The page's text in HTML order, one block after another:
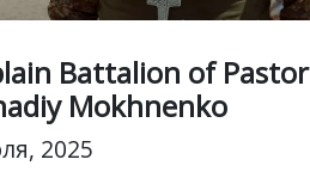
Battalion of Pastor
Mokhnenko
2025